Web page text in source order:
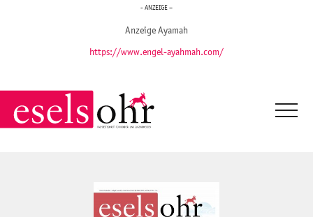
- ANZEIGE –
Anzeige Ayamah
https://www.engel-ayahmah.com/